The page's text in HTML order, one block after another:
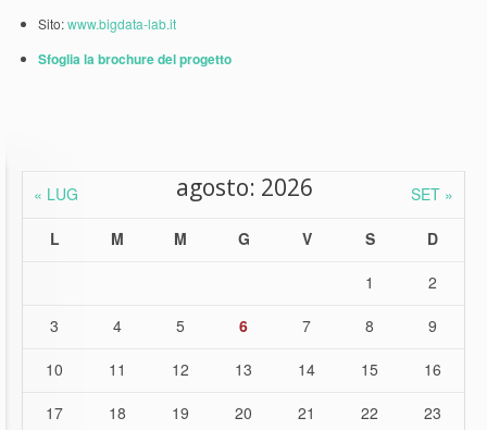
Sito:www.bigdata-lab.it
Sfoglia la brochure del progetto
« LUG SET »
agosto: 2026
L M M G V S
D
1
2
3
4 5 6 7 8
9
10
11 12 13 14 15
16
17
18 19 20 21 22
23